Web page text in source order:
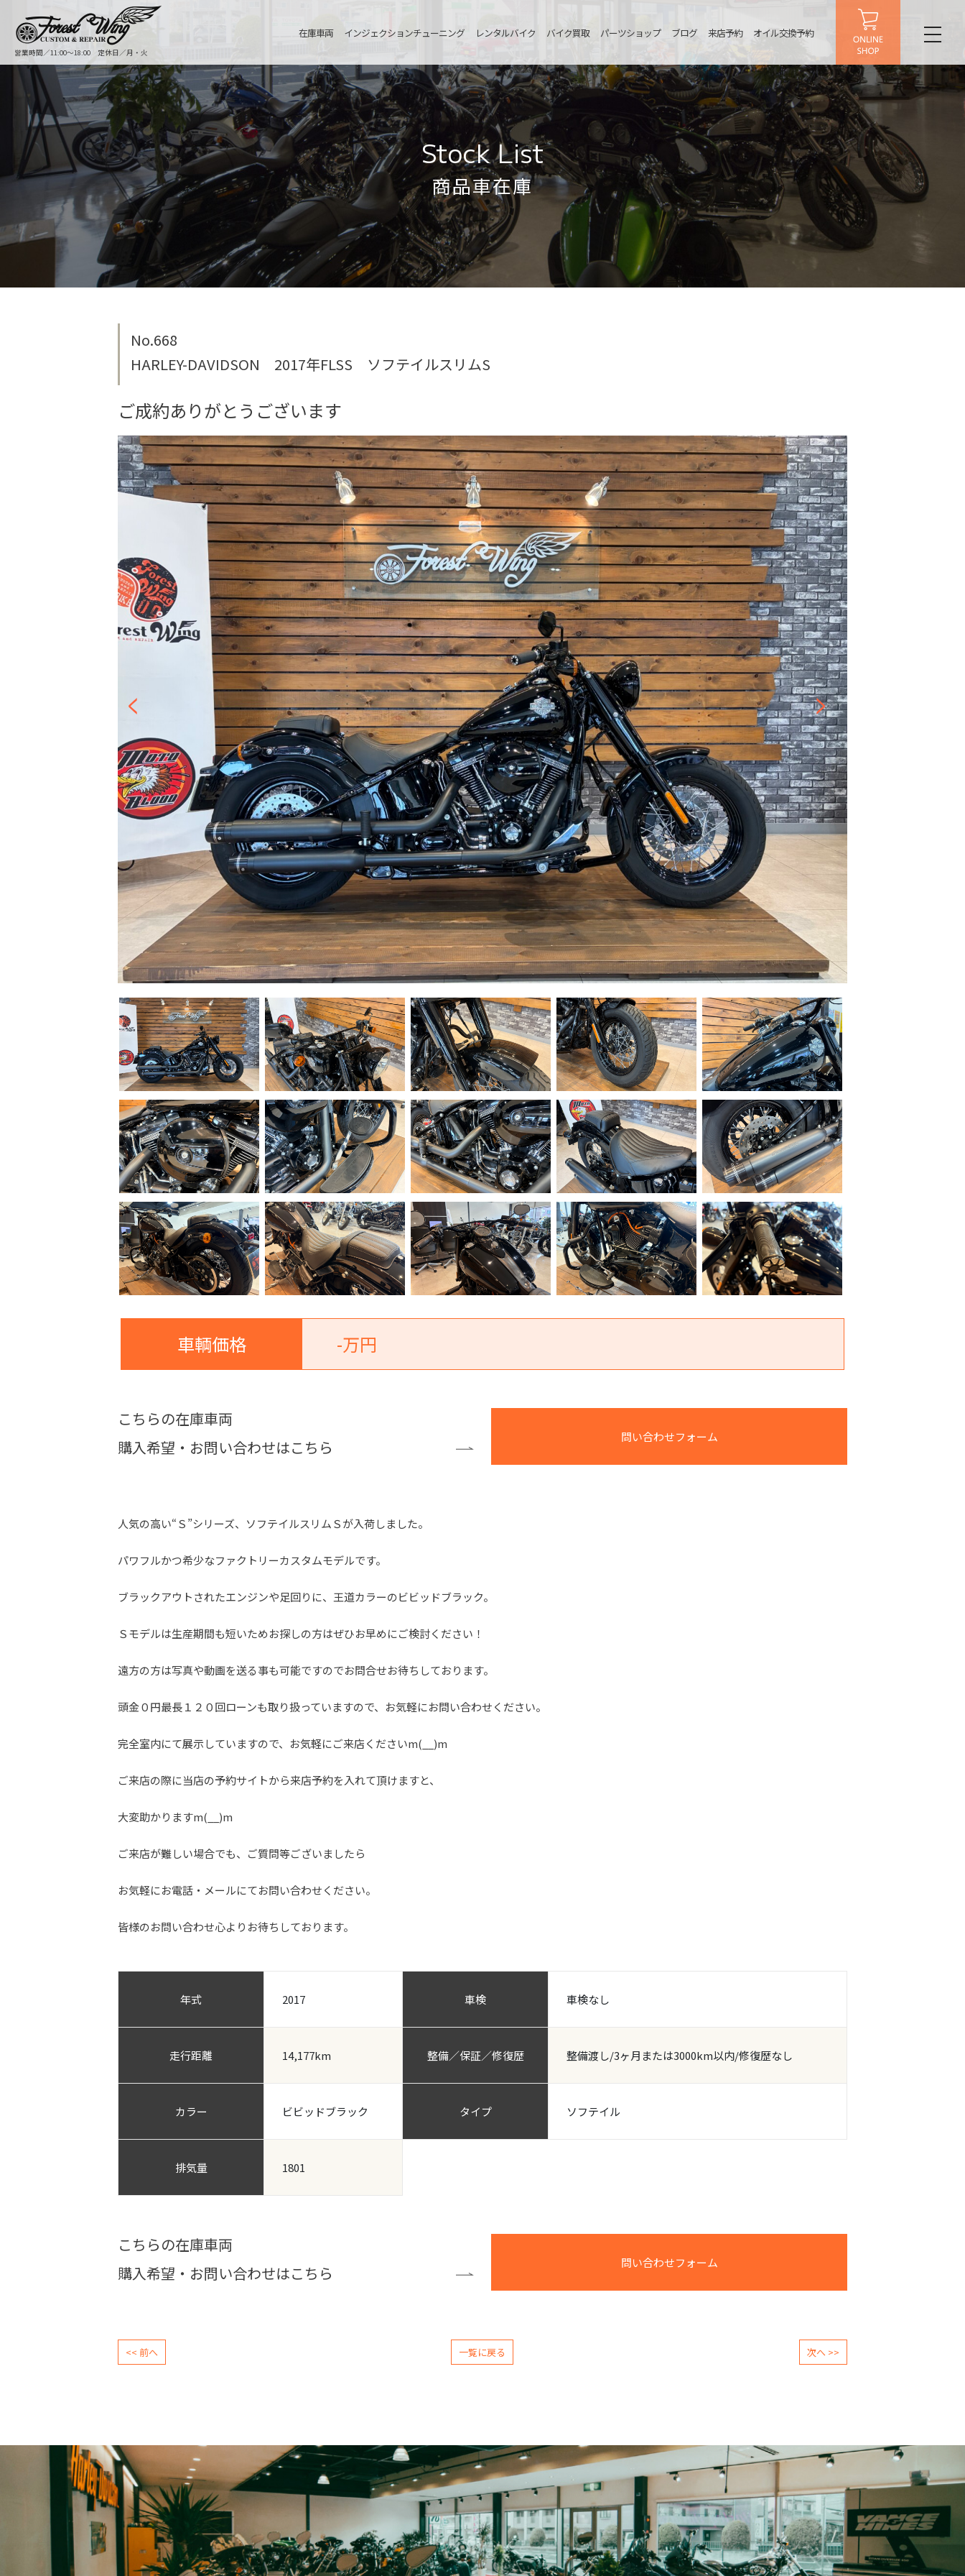
営業時間／11:00〜18:00 定休日／月・火
在庫車両 インジェクションチューニング レンタルバイク バイク買取 パーツショップ ブログ 来店予約 オイル交換予約
Stock List
商品車在庫
No.668
HARLEY-DAVIDSON 2017年FLSS ソフテイルスリムS
ご成約ありがとうございます
車輌価格 -万円
こちらの在庫車両
購入希望・お問い合わせはこちら
問い合わせフォーム
人気の高い“Ｓ”シリーズ、ソフテイルスリムＳが入荷しました。
パワフルかつ希少なファクトリーカスタムモデルです。
ブラックアウトされたエンジンや足回りに、王道カラーのビビッドブラック。
Ｓモデルは生産期間も短いためお探しの方はぜひお早めにご検討ください！
遠方の方は写真や動画を送る事も可能ですのでお問合せお待ちしております。
頭金０円最長１２０回ローンも取り扱っていますので、お気軽にお問い合わせください。
完全室内にて展示していますので、お気軽にご来店くださいm(__)m
ご来店の際に当店の予約サイトから来店予約を入れて頂けますと、
大変助かりますm(__)m
ご来店が難しい場合でも、ご質問等ございましたら
お気軽にお電話・メールにてお問い合わせください。
皆様のお問い合わせ心よりお待ちしております。
年式 2017 車検 車検なし
走行距離 14,177km 整備／保証／修復歴 整備渡し/3ヶ月または3000km以内/修復歴なし
カラー ビビッドブラック タイプ ソフテイル
排気量 1801
こちらの在庫車両
購入希望・お問い合わせはこちら
問い合わせフォーム
<< 前へ 一覧に戻る 次へ >>